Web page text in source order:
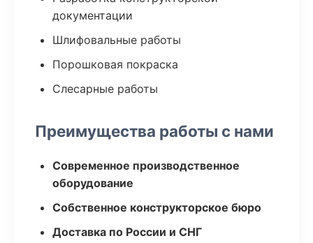
документации
Шлифовальные работы
Порошковая покраска
Слесарные работы
Преимущества работы с нами
Современное производственное
оборудование
Собственное конструкторское бюро
Доставка по России и СНГ